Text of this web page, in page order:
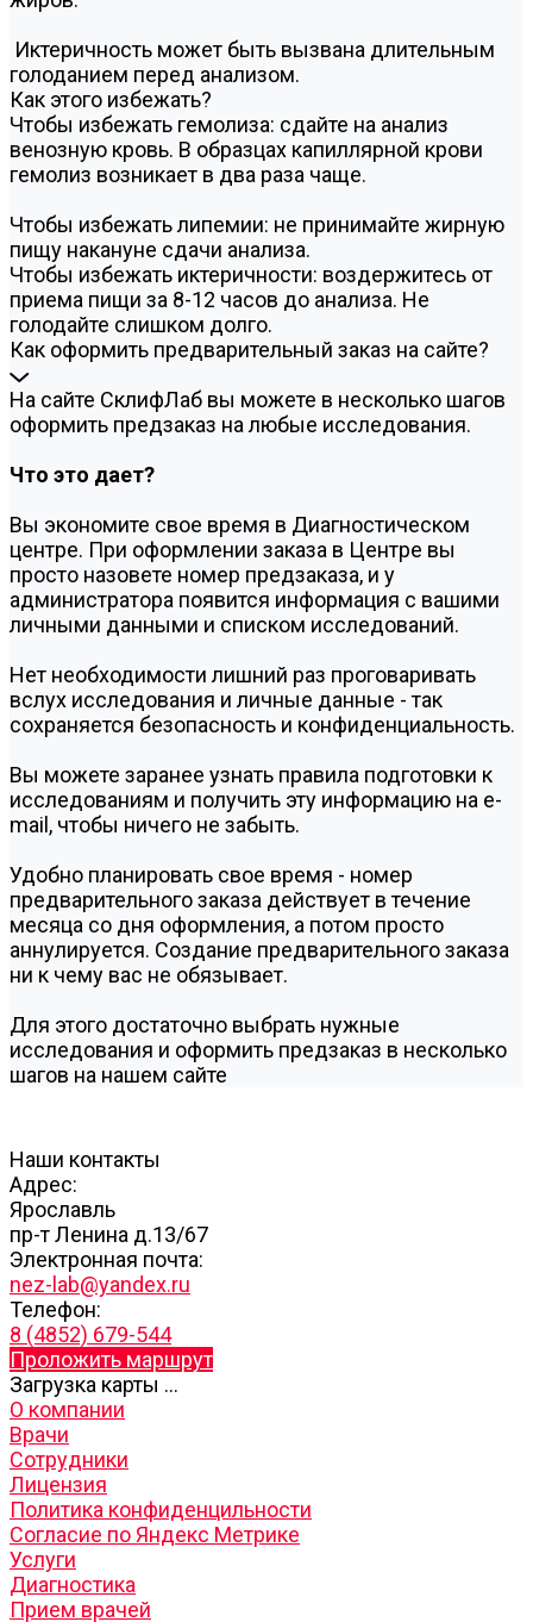
Иктеричность может быть вызвана длительным
голоданием перед анализом.
Как этого избежать?
Чтобы избежать гемолиза: сдайте на анализ
венозную кровь. В образцах капиллярной крови
гемолиз возникает в два раза чаще.
Чтобы избежать липемии: не принимайте жирную
пищу накануне сдачи анализа.
Чтобы избежать иктеричности: воздержитесь от
приема пищи за 8-12 часов до анализа. Не
голодайте слишком долго.
Как оформить предварительный заказ на сайте?
На сайте СклифЛаб вы можете в несколько шагов
оформить предзаказ на любые исследования.
Что это дает?
Вы экономите свое время в Диагностическом
центре. При оформлении заказа в Центре вы
просто назовете номер предзаказа, и у
администратора появится информация с вашими
личными данными и списком исследований.
Нет необходимости лишний раз проговаривать
вслух исследования и личные данные - так
сохраняется безопасность и конфиденциальность.
Вы можете заранее узнать правила подготовки к
исследованиям и получить эту информацию на e-
mail, чтобы ничего не забыть.
Удобно планировать свое время - номер
предварительного заказа действует в течение
месяца со дня оформления, а потом просто
аннулируется. Создание предварительного заказа
ни к чему вас не обязывает.
Для этого достаточно выбрать нужные
исследования и оформить предзаказ в несколько
шагов на нашем сайте
Наши контакты
Адрес:
Ярославль
пр-т Ленина д.13/67
Электронная почта:
nez-lab@yandex.ru
Телефон:
8 (4852) 679-544
Проложить маршрут
Загрузка карты ...
О компании
Врачи
Сотрудники
Лицензия
Политика конфиденцильности
Согласие по Яндекс Метрике
Услуги
Диагностика
Прием врачей